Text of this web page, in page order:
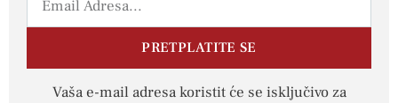
PRETPLATITE SE
Vaša e-mail adresa koristit će se isključivo za